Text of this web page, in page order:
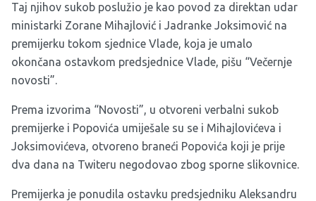
Taj njihov sukob poslužio je kao povod za direktan udar
ministarki Zorane Mihajlović i Jadranke Joksimović na
premijerku tokom sjednice Vlade, koja je umalo
okončana ostavkom predsjednice Vlade, pišu “Večernje
novosti”.
Prema izvorima “Novosti”, u otvoreni verbalni sukob
premijerke i Popovića umiješale su se i Mihajlovićeva i
Joksimovićeva, otvoreno braneći Popovića koji je prije
dva dana na Twiteru negodovao zbog sporne slikovnice.
Premijerka je ponudila ostavku predsjedniku Aleksandru